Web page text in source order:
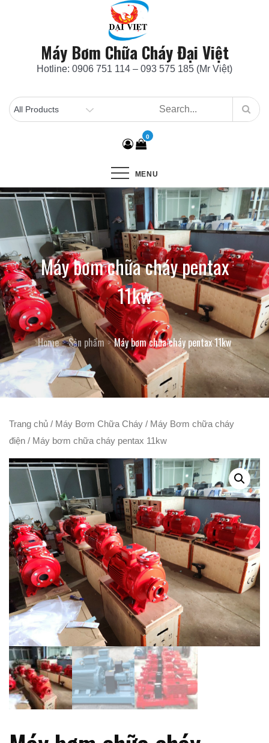
Máy Bơm Chữa Cháy Đại Việt
Hotline: 0906 751 114 – 093 575 185 (Mr Việt)
0
MENU
Máy bơm chữa cháy pentax
11kw
Home Sản phẩm Máy bơm chữa cháy pentax 11kw
Trang chủ / Máy Bơm Chữa Cháy / Máy Bơm chữa cháy
điện / Máy bơm chữa cháy pentax 11kw